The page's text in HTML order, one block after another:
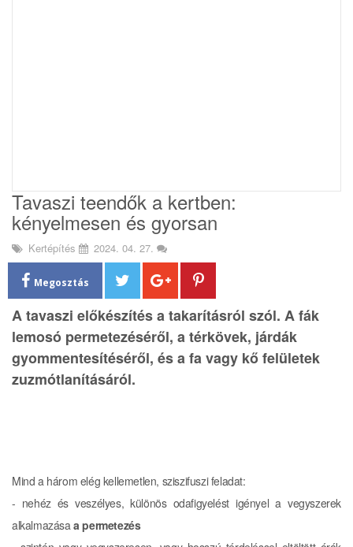
Tavaszi teendők a kertben:
kényelmesen és gyorsan
Kertépítés 2024. 04. 27.
Megosztás
A tavaszi előkészítés a takarításról szól. A fák
lemosó permetezéséről, a térkövek, járdák
gyommentesítéséről, és a fa vagy kő felületek
zuzmótlanításáról.
Mind a három elég kellemetlen, sziszifuszi feladat:
- nehéz és veszélyes, különös odafigyelést igényel a vegyszerek
alkalmazásaa permetezés